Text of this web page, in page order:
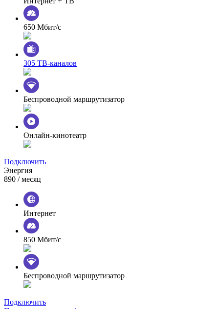
650 Мбит/с
305 ТВ-каналов
Беспроводной маршрутизатор
Онлайн-кинотеатр
Подключить
Энергия
890 / месяц
Интернет
850 Мбит/с
Беспроводной маршрутизатор
Подключить